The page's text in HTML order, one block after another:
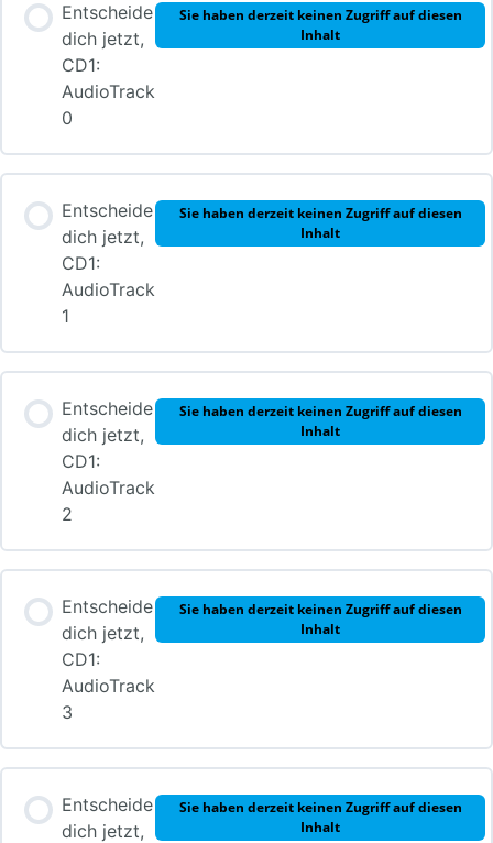
Entscheide
dich jetzt,
CD1:
AudioTrack
0
Sie haben derzeit keinen Zugriff auf diesen
Inhalt
Entscheide
dich jetzt,
CD1:
AudioTrack
1
Sie haben derzeit keinen Zugriff auf diesen
Inhalt
Entscheide
dich jetzt,
CD1:
AudioTrack
2
Sie haben derzeit keinen Zugriff auf diesen
Inhalt
Entscheide
dich jetzt,
CD1:
AudioTrack
3
Sie haben derzeit keinen Zugriff auf diesen
Inhalt
Entscheide
dich jetzt,
Sie haben derzeit keinen Zugriff auf diesen
Inhalt